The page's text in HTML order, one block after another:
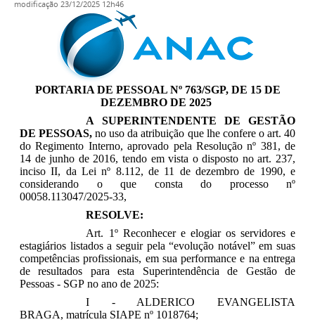
modificação 23/12/2025 12h46
PORTARIA DE PESSOAL Nº 763/SGP, DE 15 DE
DEZEMBRO DE 2025
A SUPERINTENDENTE DE GESTÃO
DE PESSOAS,no uso da atribuição que lhe confere o art. 40
do Regimento Interno, aprovado pela Resolução nº 381, de
14 de junho de 2016, tendo em vista o disposto no art. 237,
inciso II, da Lei nº 8.112, de 11 de dezembro de 1990, e
considerando o que consta do processo nº
00058.113047/2025-33,
RESOLVE:
Art. 1º Reconhecer e elogiar os servidores e
estagiários listados a seguir pela “evolução notável” em suas
competências profissionais, em sua performance e na entrega
de resultados para esta Superintendência de Gestão de
Pessoas - SGP no ano de 2025:
I - ALDERICO EVANGELISTA
BRAGA, matrícula SIAPE nº 1018764;